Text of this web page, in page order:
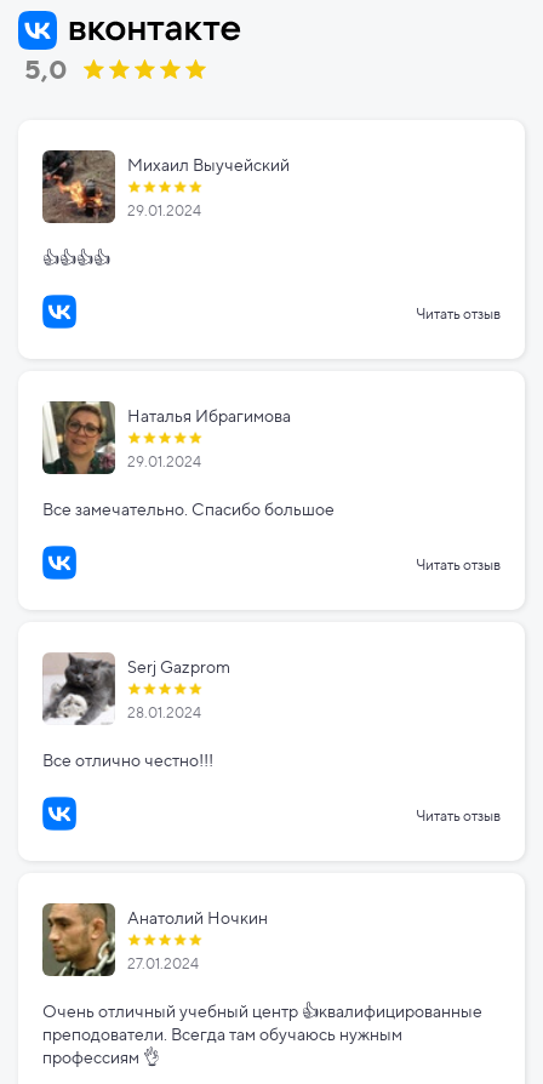
5,0
Михаил Выучейский
29.01.2024
👍👍👍👍
Читать отзыв
Наталья Ибрагимова
29.01.2024
Все замечательно. Спасибо большое
Читать отзыв
Serj Gazprom
28.01.2024
Все отлично честно!!!
Читать отзыв
Анатолий Ночкин
27.01.2024
Очень отличный учебный центр 👍квалифицированные
преподователи. Всегда там обучаюсь нужным
профессиям 👌